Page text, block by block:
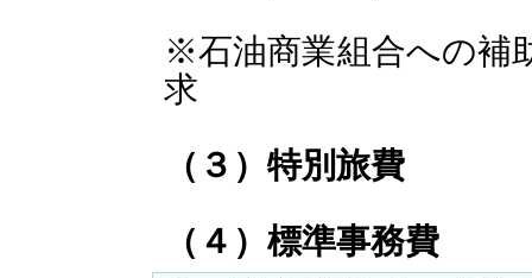
※石油商業組合への補
求
（３）特別旅
（４）標準事務